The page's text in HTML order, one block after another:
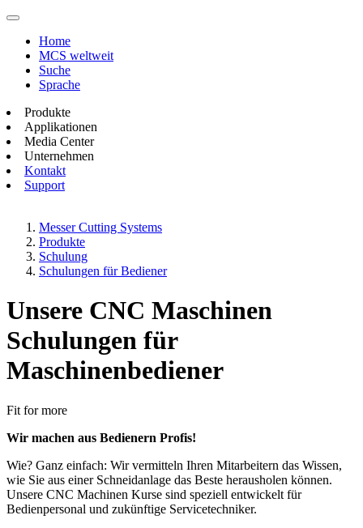
Home
MCS weltweit
Suche
Sprache
Produkte
Applikationen
Media Center
Unternehmen
Kontakt
Support
Messer Cutting Systems
Produkte
Schulung
Schulungen für Bediener
Unsere CNC Maschinen
Schulungen für
Maschinenbediener
Fit for more
Wir machen aus Bedienern Profis!
Wie? Ganz einfach: Wir vermitteln Ihren Mitarbeitern das Wissen,
wie Sie aus einer Schneidanlage das Beste herausholen können.
Unsere CNC Machinen Kurse sind speziell entwickelt für
Bedienpersonal und zukünftige Servicetechniker.